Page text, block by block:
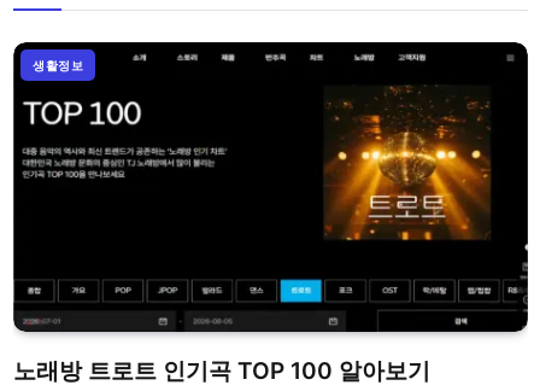
생활정보
노래방 트로트 인기곡 TOP 100 알아보기